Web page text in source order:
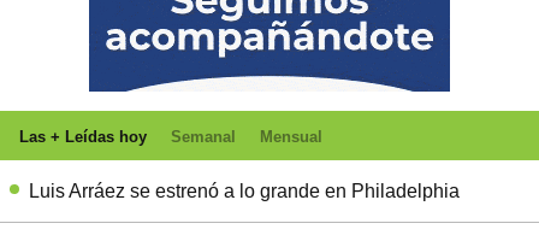
Las + Leídas hoy Semanal Mensual
Luis Arráez se estrenó a lo grande en Philadelphia